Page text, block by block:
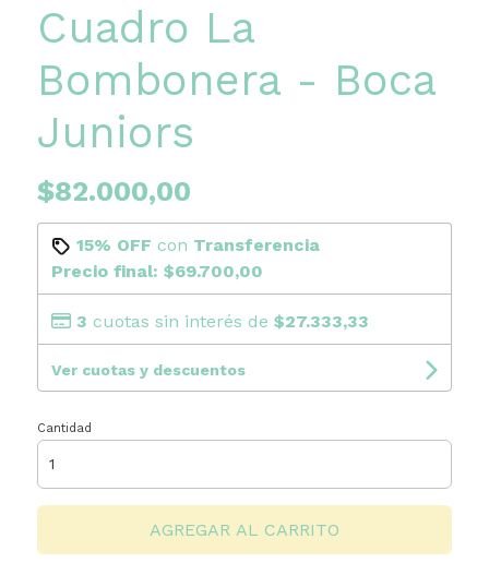
Cuadro La
Bombonera - Boca
Juniors
$82.000,00
15% OFF con Transferencia
Precio final: $69.700,00
3 cuotas sin interés de $27.333,33
Ver cuotas y descuentos
Cantidad
AGREGAR AL CARRITO